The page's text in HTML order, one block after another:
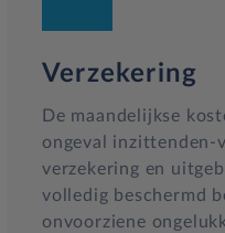
Verzekering
De maandelijkse
ongeval inzittenden-
verzekering en
volledig beschermd
onvoorziene